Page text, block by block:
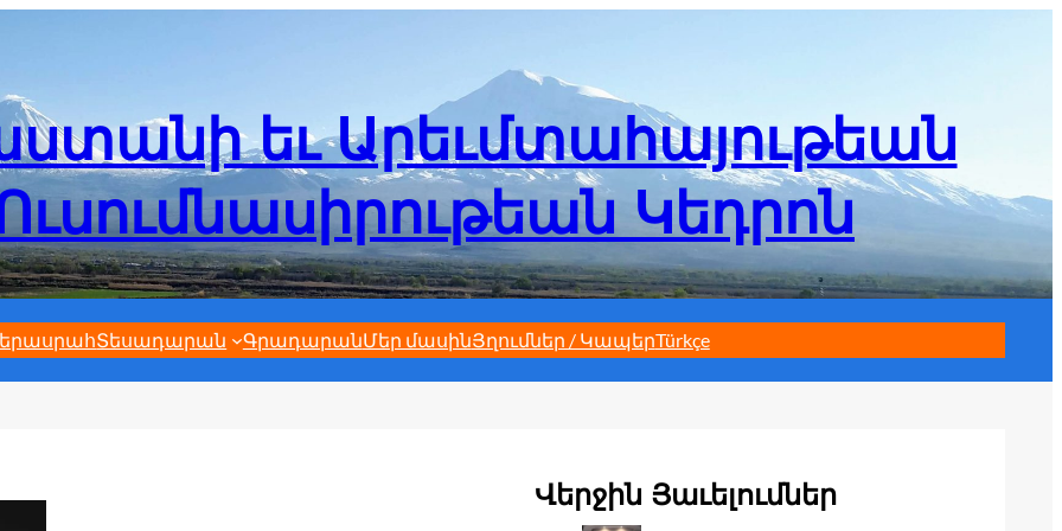
եւ Արեւմտահայութեան
Կեդրոն
Տեսադարան ԳրադարանՄեր մասինՅղումներ / ԿապերTürkçe
Վերջին Յաւելումներ